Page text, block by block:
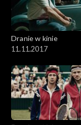
Dranie w kinie
11.11.2017